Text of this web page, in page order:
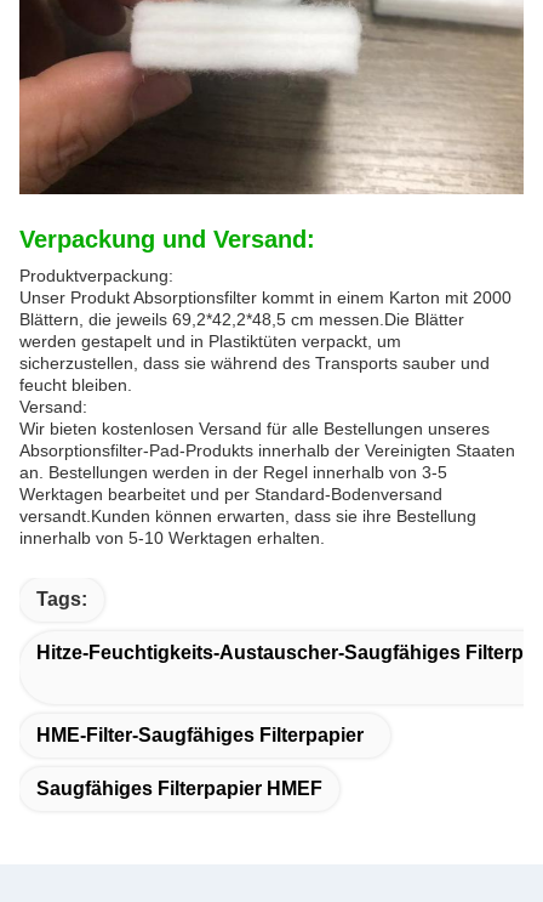
Verpackung und Versand:
Produktverpackung:
Unser Produkt Absorptionsfilter kommt in einem Karton mit 2000
Blättern, die jeweils 69,2*42,2*48,5 cm messen.Die Blätter
werden gestapelt und in Plastiktüten verpackt, um
sicherzustellen, dass sie während des Transports sauber und
feucht bleiben.
Versand:
Wir bieten kostenlosen Versand für alle Bestellungen unseres
Absorptionsfilter-Pad-Produkts innerhalb der Vereinigten Staaten
an. Bestellungen werden in der Regel innerhalb von 3-5
Werktagen bearbeitet und per Standard-Bodenversand
versandt.Kunden können erwarten, dass sie ihre Bestellung
innerhalb von 5-10 Werktagen erhalten.
Tags:
Hitze-Feuchtigkeits-Austauscher-Saugfähiges
HME-Filter-Saugfähiges Filterpapier
Saugfähiges Filterpapier HMEF